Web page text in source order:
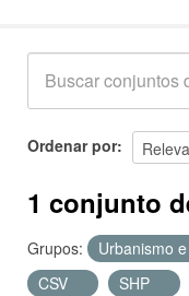
Acerca de
Ordenar por
1 conjunto
Grupos: Urbanismo
CSV
SHP